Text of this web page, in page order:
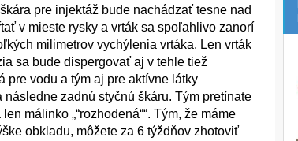
pre injektáž bude nachádzať tesne nad
v mieste rysky a vrták sa spoľahlivo zanorí
milimetrov vychýlenia vrtáka. Len vrták
sa bude dispergovať aj v tehle tiež
pre vodu a tým aj pre aktívne látky
zadnú styčnú škáru. Tým pretínate
málinko „“rozhodená““. Tým, že máme
obkladu, môžete za 6 týždňov zhotoviť